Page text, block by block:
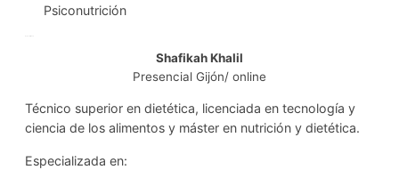
Psiconutrición
Shafikah Khalil
Presencial Gijón/ online
Técnico superior en dietética, licenciada en tecnología y
ciencia de los alimentos y máster en nutrición y dietética.
Especializada en: